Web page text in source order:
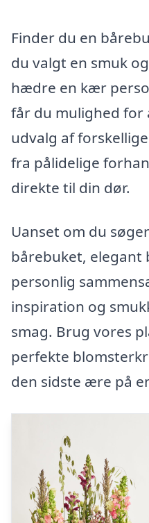
Finder du en
du valgt en smuk
hædre en kær
får du mulighed
udvalg af
fra pålidelige
direkte til din dør.
Uanset om du
bårebuket, elegant
personlig
inspiration og
smag. Brug vores
perfekte
den sidste ære på